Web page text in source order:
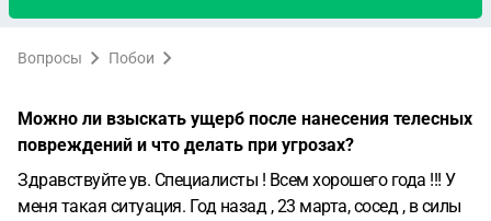
Вопросы Побои
Можно ли взыскать ущерб после нанесения телесных
повреждений и что делать при угрозах?
Здравствуйте ув. Специалисты ! Всем хорошего года !!! У
меня такая ситуация. Год назад , 23 марта, сосед , в силы